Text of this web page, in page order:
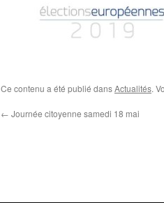
Ce contenu a été publié dansActualités.
← Journée citoyenne samedi 18 mai